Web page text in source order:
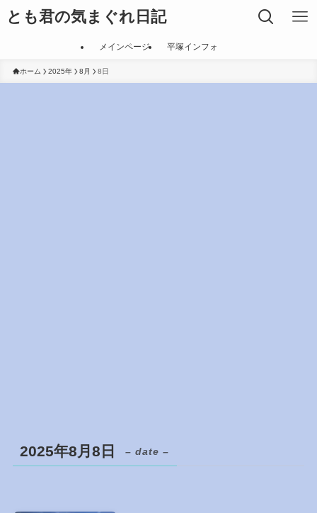
とも君の気まぐれ日記
メインページ 平塚インフォ
ホーム 2025年 8月 8日
2025年8月8日 – date –